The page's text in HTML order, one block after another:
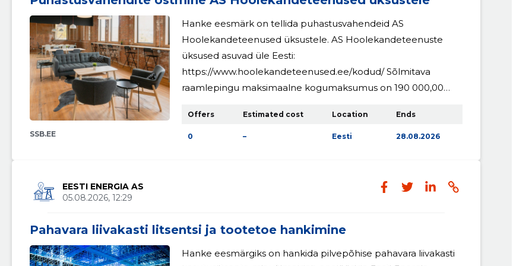
SSB.EE
Hanke eesmärk on tellida puhastusvahendeid AS
Hoolekandeteenused üksustele. AS Hoolekandeteenuste
üksused asuvad üle Eesti:
https://www.hoolekandeteenused.ee/kodud/ Sõlmitava
raamlepingu maksimaalne kogumaksumus on 190 000,00
Offers
0
Estimated cost
–
Location
Eesti
Ends
28.08.2026
EESTI ENERGIA AS
05.08.2026, 12:29
Pahavara liivakasti litsentsi ja tootetoe hankimine
Hanke eesmärgiks on hankida pilvepõhise pahavara liivakasti